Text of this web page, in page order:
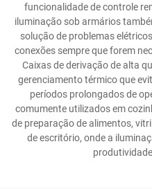
funcionalidade de controle
iluminação sob armários
solução de problemas
conexões sempre que forem
Caixas de derivação de alta
gerenciamento térmico que
períodos prolongados de
comumente utilizados em
de preparação de alimentos,
de escritório, onde a